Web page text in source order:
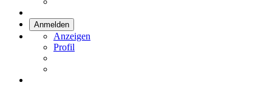
Anmelden
Anzeigen
Profil